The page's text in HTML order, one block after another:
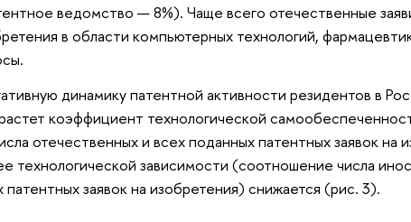
ведомство — 8%). Чаще всего отечественные
в области компьютерных технологий,
динамику патентной активности резидентов в
коэффициент технологической
отечественных и всех поданных патентных заявок на
технологической зависимости (соотношение числа
заявок на изобретения) снижается (рис. 3).